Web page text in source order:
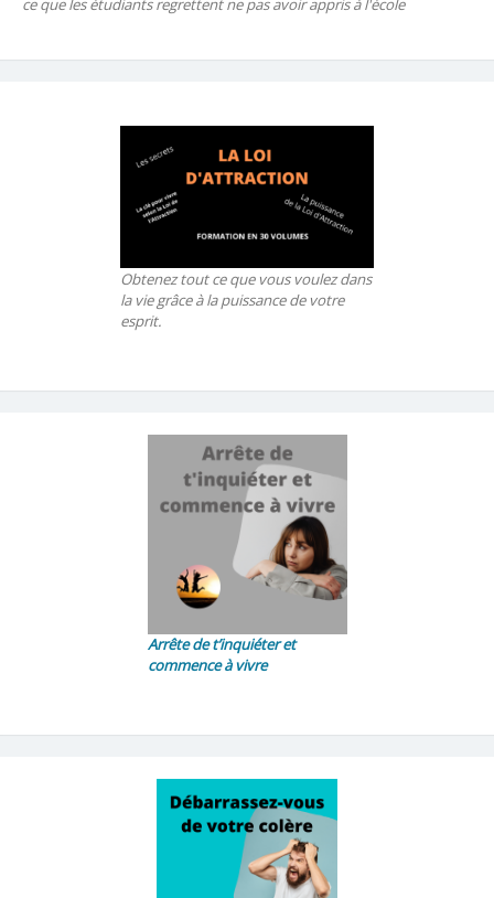
ce que les étudiants regrettent ne pas avoir appris à l'école
Obtenez tout ce que vous voulez dans
la vie grâce à la puissance de votre
esprit.
Arrête de t’inquiéter et
commence à vivre